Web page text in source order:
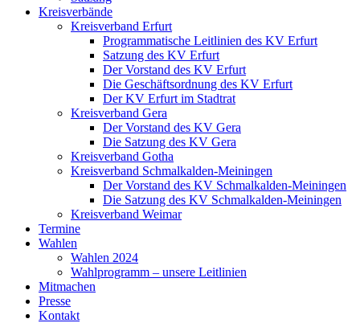
Kreisverbände
Kreisverband Erfurt
Programmatische Leitlinien des KV Erfurt
Satzung des KV Erfurt
Der Vorstand des KV Erfurt
Die Geschäftsordnung des KV Erfurt
Der KV Erfurt im Stadtrat
Kreisverband Gera
Der Vorstand des KV Gera
Die Satzung des KV Gera
Kreisverband Gotha
Kreisverband Schmalkalden-Meiningen
Der Vorstand des KV Schmalkalden-Meiningen
Die Satzung des KV Schmalkalden-Meiningen
Kreisverband Weimar
Termine
Wahlen
Wahlen 2024
Wahlprogramm – unsere Leitlinien
Mitmachen
Presse
Kontakt